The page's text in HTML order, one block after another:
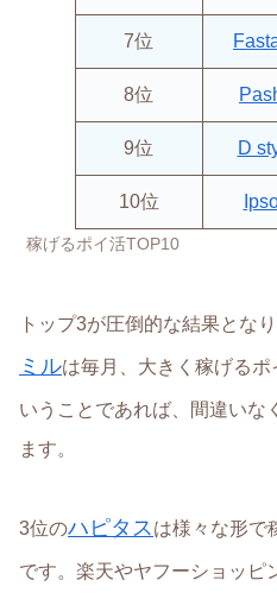
7位
8位
9位 D
10位
稼げるポイ活TOP10
トップ3が圧倒的な結果とな
ミルは毎月、大きく稼げる
いうことであれば、間違いなく
ます。
3位のハピタスは様々な形で
です。楽天やヤフーショッピ